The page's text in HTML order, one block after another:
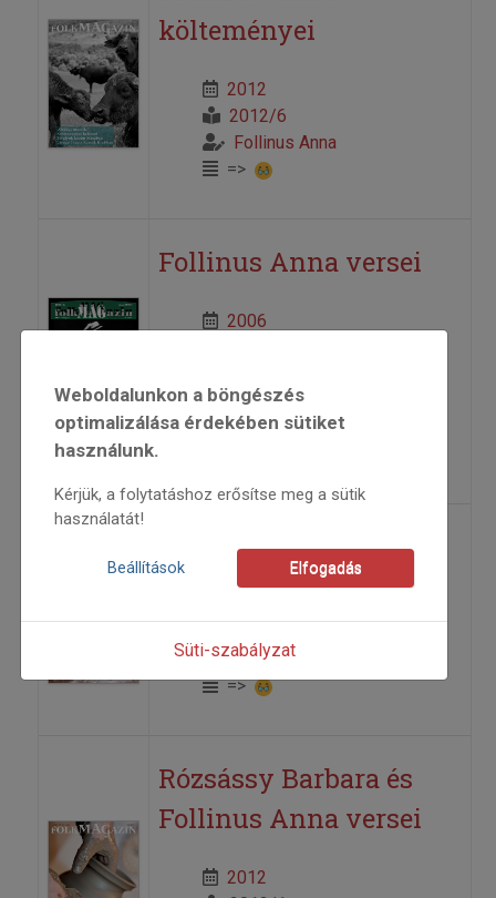
költeményei
2012
2012/6
Follinus Anna
=>
Follinus Anna versei
2006
életutak
Follinus Anna
Follinus Anna - versek
Follinus Anna
=>
Rózsássy Barbara és
Follinus Anna versei
2012
Weboldalunkon a böngészés
optimalizálása érdekében sütiket
használunk.
Kérjük, a folytatáshoz erősítse meg a sütik
használatát!
Beállítások Elfogadás
Süti-szabályzat